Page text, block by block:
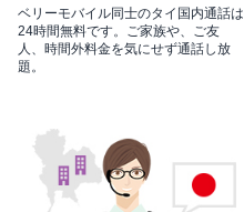
ベリーモバイル同士のタイ国内通話は
24時間無料です。ご家族や、ご友
人、時間外料金を気にせず通話し放
題。